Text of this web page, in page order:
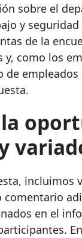
sobre el
y
de la
y, como los
de
incluimos
en el